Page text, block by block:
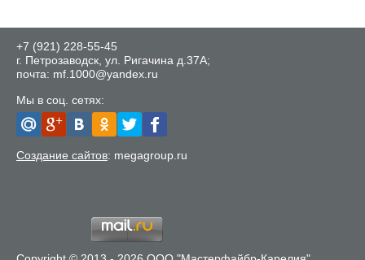
+7 (921) 228-55-45
г. Петрозаводск, ул. Ригачина д.37А;
почта: mf.1000@yandex.ru
Мы в соц. сетях:
Создание сайтов: megagroup.ru